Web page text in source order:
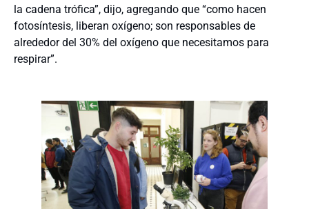
la cadena trófica”, dijo, agregando que “como hacen
fotosíntesis, liberan oxígeno; son responsables de
alrededor del 30% del oxígeno que necesitamos para
respirar”.